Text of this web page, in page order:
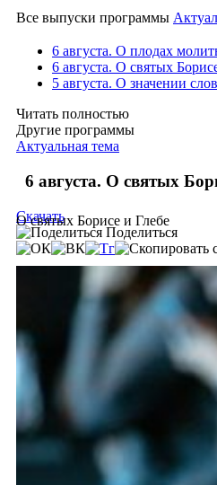
Все выпуски программы
6 августа. О плодах
6 августа. О святых
5 августа. О значении
Читать полностью
Другие программы
Актуальная тема
6 августа. О святых
О святых Борисе и Глебе
Скачать
Поделиться